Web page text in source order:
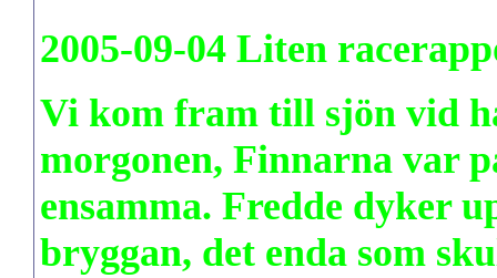
2005-09-04 Liten
Vi kom fram till sjön vid
morgonen, Finnarna var
ensamma. Fredde dyker
bryggan, det enda som